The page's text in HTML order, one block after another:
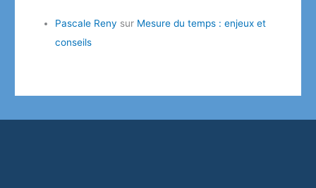
Pascale Reny sur Mesure du temps : enjeux et
conseils